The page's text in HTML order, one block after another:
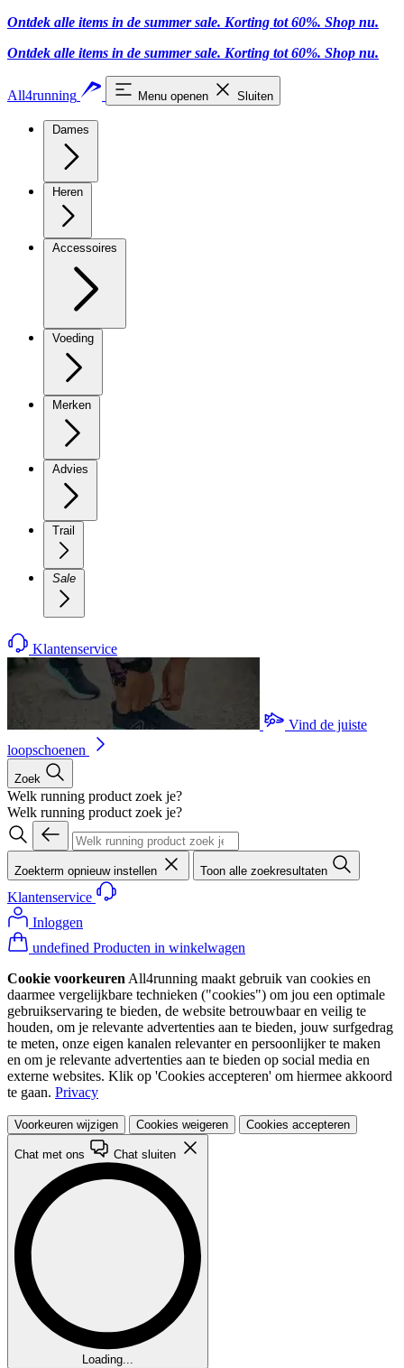
Ontdek alle items in de summer sale. Korting tot 60%. Shop nu.
Ontdek alle items in de summer sale. Korting tot 60%. Shop nu.
All4running Menu openen Sluiten
Dames
Heren
Accessoires
Voeding
Merken
Advies
Trail
Sale
Klantenservice
Vind de juiste
loopschoenen
Zoek
Welk running product zoek je?
Welk running product zoek je?
Zoekterm opnieuw instellen Toon alle zoekresultaten
Klantenservice
Inloggen
undefined Producten in winkelwagen
Cookie voorkeuren All4running maakt gebruik van cookies en
daarmee vergelijkbare technieken ("cookies") om jou een optimale
gebruikservaring te bieden, de website betrouwbaar en veilig te
houden, om je relevante advertenties aan te bieden, jouw surfgedrag
te meten, onze eigen kanalen relevanter en persoonlijker te maken
en om je relevante advertenties aan te bieden op social media en
externe websites. Klik op 'Cookies accepteren' om hiermee akkoord
te gaan. Privacy
Voorkeuren wijzigen Cookies weigeren Cookies accepteren
Chat met ons Chat sluiten
Loading...